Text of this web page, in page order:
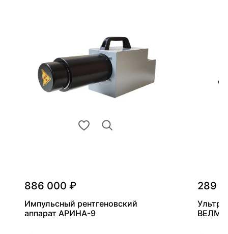
886 000 ₽
Импульсный рентгеновский
аппарат АРИНА-9
289